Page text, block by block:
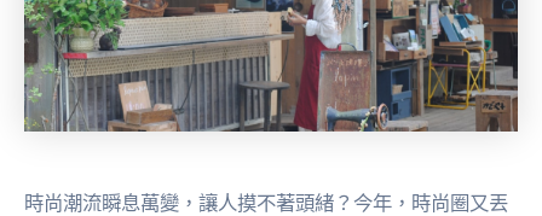
時尚潮流瞬息萬變，讓人摸不著頭緒？今年，時尚圈又丟